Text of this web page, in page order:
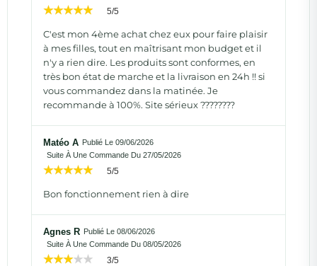
5/5
C'est mon 4ème achat chez eux pour faire plaisir
à mes filles, tout en maîtrisant mon budget et il
n'y a rien dire. Les produits sont conformes, en
très bon état de marche et la livraison en 24h !! si
vous commandez dans la matinée. Je
recommande à 100%. Site sérieux ????????
Matéo A Publié Le 09/06/2026
Suite À Une Commande Du 27/05/2026
5/5
Bon fonctionnement rien à dire
Agnes R Publié Le 08/06/2026
Suite À Une Commande Du 08/05/2026
3/5